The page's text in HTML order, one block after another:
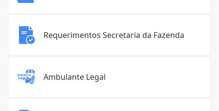
Requerimentos Secretaria da Fazenda
Ambulante Legal